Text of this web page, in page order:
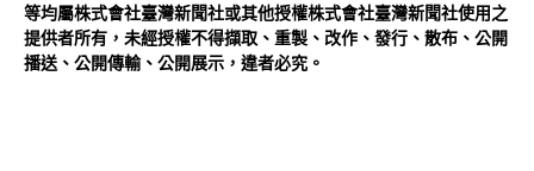
等均屬株式會社臺灣新聞社或其他授權株式會社臺灣新聞社使用之
提供者所有，未經授權不得擷取、重製、改作、發行、散布、公開
播送、公開傳輸、公開展示，違者必究。